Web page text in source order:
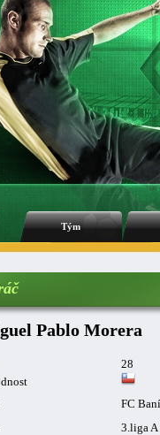
Tým
Pablo Morera
28
FC
3.liga A